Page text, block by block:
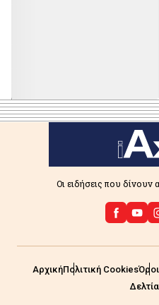
Οι ειδήσεις που δίνουν
ΑρχικήΠολιτική Cookies